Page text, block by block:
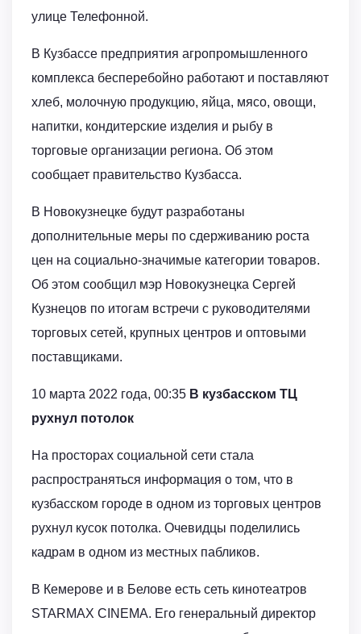
улице Телефонной.
В Кузбассе предприятия агропромышленного
комплекса бесперебойно работают и поставляют
хлеб, молочную продукцию, яйца, мясо, овощи,
напитки, кондитерские изделия и рыбу в
торговые организации региона. Об этом
сообщает правительство Кузбасса.
В Новокузнецке будут разработаны
дополнительные меры по сдерживанию роста
цен на социально-значимые категории товаров.
Об этом сообщил мэр Новокузнецка Сергей
Кузнецов по итогам встречи с руководителями
торговых сетей, крупных центров и оптовыми
поставщиками.
10 марта 2022 года, 00:35 В кузбасском ТЦ
рухнул потолок
На просторах социальной сети стала
распространяться информация о том, что в
кузбасском городе в одном из торговых центров
рухнул кусок потолка. Очевидцы поделились
кадрам в одном из местных пабликов.
В Кемерове и в Белове есть сеть кинотеатров
STARMAX CINEMA. Его генеральный директор